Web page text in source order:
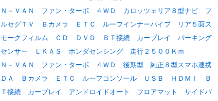
Ｎ－ＶＡＮ ファン・ターボ ４ＷＤ カロッツェリア８型ナビ フ
ルセグＴＶ Ｂカメラ ＥＴＣ ルーフインナーパイプ リア５面ス
モークフィルム ＣＤ ＤＶＤ ＢＴ接続 カープレイ パーキング
センサー ＬＫＡＳ ホンダセンシング 走行２５００Ｋｍ
Ｎ－ＶＡＮ ファン・ターボ ４ＷＤ 後期型 純正８型スマホ連携
ＤＡ Ｂカメラ ＥＴＣ ルーフコンソール ＵＳＢ ＨＤＭＩ Ｂ
Ｔ接続 カープレイ アンドロイドオート フロアマット サイドバ